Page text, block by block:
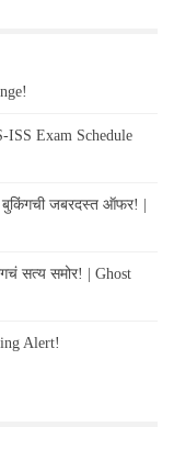
ISS Exam Schedule
जबरदस्त ऑफर! |
सत्य समोर! | Ghost
Alert!